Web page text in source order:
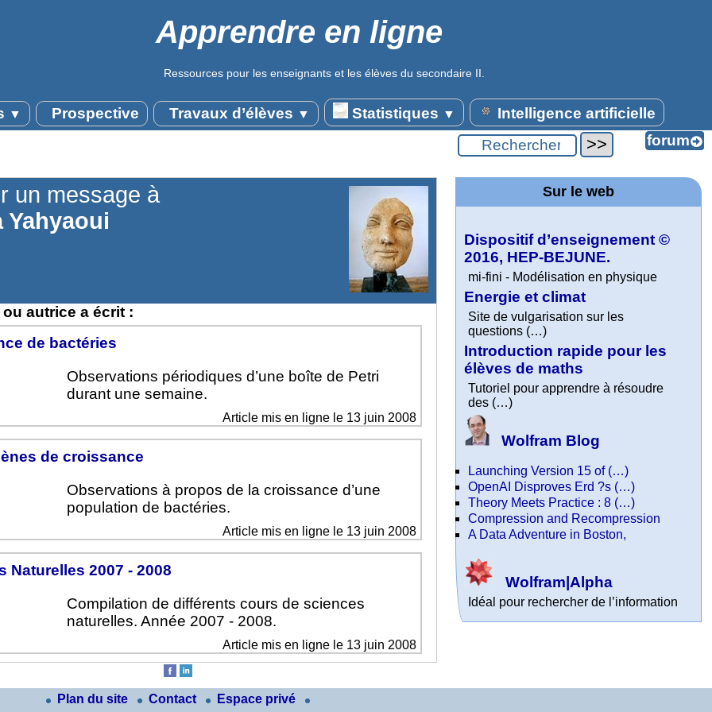
Apprendre en ligne
Ressources pour les enseignants et les élèves du secondaire II.
▼ Prospective Travaux d’élèves ▼ Statistiques ▼ Intelligence artificielle
un message à
Yahyaoui
autrice a écrit :
de bactéries
Observations périodiques d’une boîte de Petri
durant une semaine.
Article mis en ligne le 13 juin 2008
de croissance
Observations à propos de la croissance d’une
population de bactéries.
Article mis en ligne le 13 juin 2008
Naturelles 2007 - 2008
Compilation de différents cours de sciences
naturelles. Année 2007 - 2008.
Article mis en ligne le 13 juin 2008
Sur le web
Dispositif d’enseignement ©
2016, HEP-BEJUNE.
mi-fini - Modélisation en physique
Energie et climat
Site de vulgarisation sur les
questions (…)
Introduction rapide pour les
élèves de maths
Tutoriel pour apprendre à résoudre
des (…)
Wolfram Blog
Launching Version 15 of (…)
OpenAI Disproves Erd ?s (…)
Theory Meets Practice : 8 (…)
Compression and Recompression
A Data Adventure in Boston,
Wolfram|Alpha
Idéal pour rechercher de l’information
Plan du site Contact Espace privé